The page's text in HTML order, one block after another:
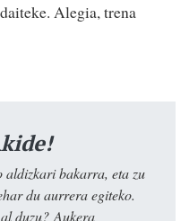
Alegia, trena
aldizkari bakarra, eta zu
du aurrera egiteko.
duzu? Aukera